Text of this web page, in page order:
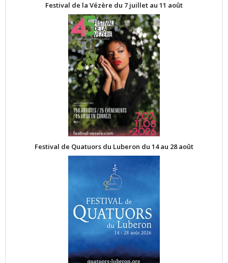
Festival de la Vézère du 7 juillet au 11 août
Festival de Quatuors du Luberon du 14 au 28 août